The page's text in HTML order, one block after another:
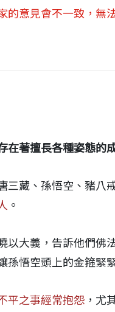
的意見會不一致，無
在著擅長各種姿態的
三藏、孫悟空、豬八
。
以大義，告訴他們佛
孫悟空頭上的金箍緊
平之事經常抱怨 ，尤